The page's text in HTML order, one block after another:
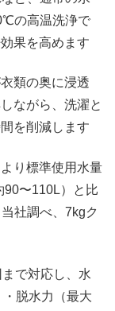
の高温洗浄で
果を高めます
類の奥に浸透
ながら、洗濯と
を削減します
り標準使用水量
90〜110L）と比
社調べ、7kgク
で対応し、水
脱水力（最大